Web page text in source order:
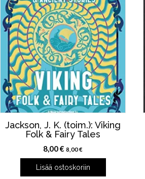
Jackson, J. K. (toim.): Viking
Folk & Fairy Tales
8,00€ 8,00€
Lisää ostoskoriin